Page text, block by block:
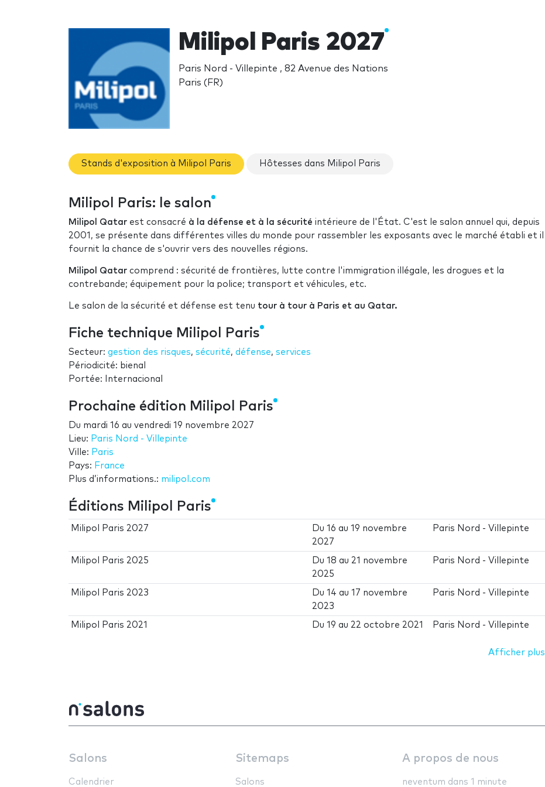
Milipol Paris 2027
Paris Nord - Villepinte , 82 Avenue des Nations
Paris (FR)
Stands d'exposition à Milipol Paris Hôtesses dans Milipol Paris
Milipol Paris: le salon
Milipol Qatar est consacré à la défense et à la sécurité intérieure de l'État. C'est le salon annuel qui, depuis
2001, se présente dans différentes villes du monde pour rassembler les exposants avec le marché établi et il
fournit la chance de s'ouvrir vers des nouvelles régions.
Milipol Qatar comprend : sécurité de frontières, lutte contre l'immigration illégale, les drogues et la
contrebande; équipement pour la police; transport et véhicules, etc.
Le salon de la sécurité et défense est tenu tour à tour à Paris et au Qatar.
Fiche technique Milipol Paris
Secteur: gestion des risques, sécurité, défense, services
Périodicité: bienal
Portée: Internacional
Prochaine édition Milipol Paris
Du mardi 16 au vendredi 19 novembre 2027
Lieu: Paris Nord - Villepinte
Ville: Paris
Pays: France
Plus d’informations.: milipol.com
Éditions Milipol Paris
Milipol Paris 2027 Du16 au19 novembre
2027
Paris Nord - Villepinte
Milipol Paris 2025 Du18 au 21 novembre
2025
Paris Nord - Villepinte
Milipol Paris 2023 Du14 au17 novembre
2023
Paris Nord - Villepinte
Milipol Paris 2021 Du19 au 22 octobre 2021 Paris Nord - Villepinte
Afficher plus
Salons
Calendrier
Sitemaps
Salons
A propos de nous
neventum dans 1 minute